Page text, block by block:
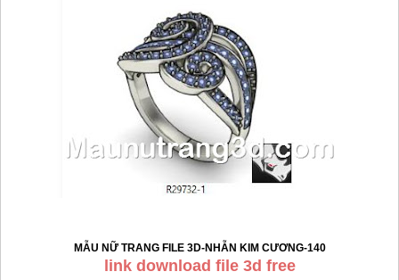
MẪU NỮ TRANG FILE 3D-NHẪN KIM CƯƠNG-140
link download file 3d free